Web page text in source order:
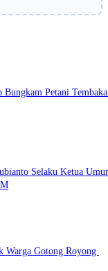
Petani
Selaku Ketua
Warga Gotong Royong